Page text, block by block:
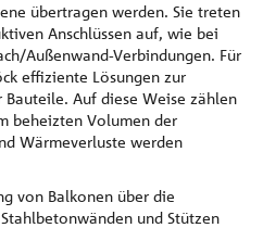
übertragen werden. Sie treten
Anschlüssen auf, wie bei
Außenwand-Verbindungen. Für
effiziente Lösungen zur
Auf diese Weise zählen
beheizten Volumen der
Wärmeverluste werden
von Balkonen über die
und Stützen